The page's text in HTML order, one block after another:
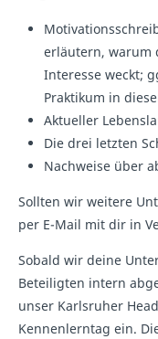
erläutern, warum
Interesse weckt;
Praktikum in
Aktueller
Die drei letzten
Nachweise über
Sollten wir weitere
per E-Mail mit dir in
Sobald wir deine
Beteiligten intern
unser Karlsruher
Kennenlerntag ein.